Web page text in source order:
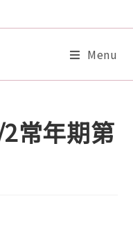
Menu
2常年期第